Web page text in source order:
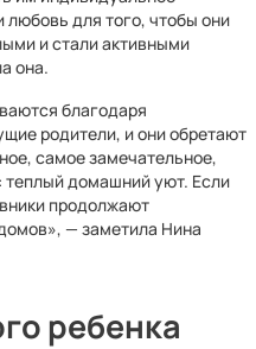
для того, чтобы они
и стали активными
она.
благодаря
родители, и они обретают
самое замечательное,
теплый домашний уют. Если
продолжают
— заметила Нина
ребенка